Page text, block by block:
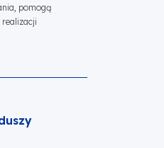
pomogą